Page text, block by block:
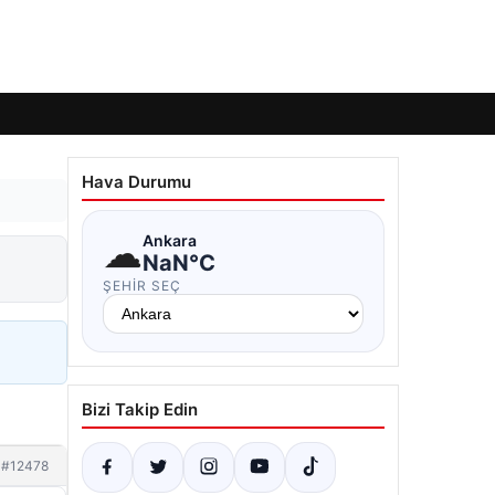
#12478
Hava Durumu
☁Ankara
NaN°C
ŞEHIR SEÇ
Bizi Takip Edin